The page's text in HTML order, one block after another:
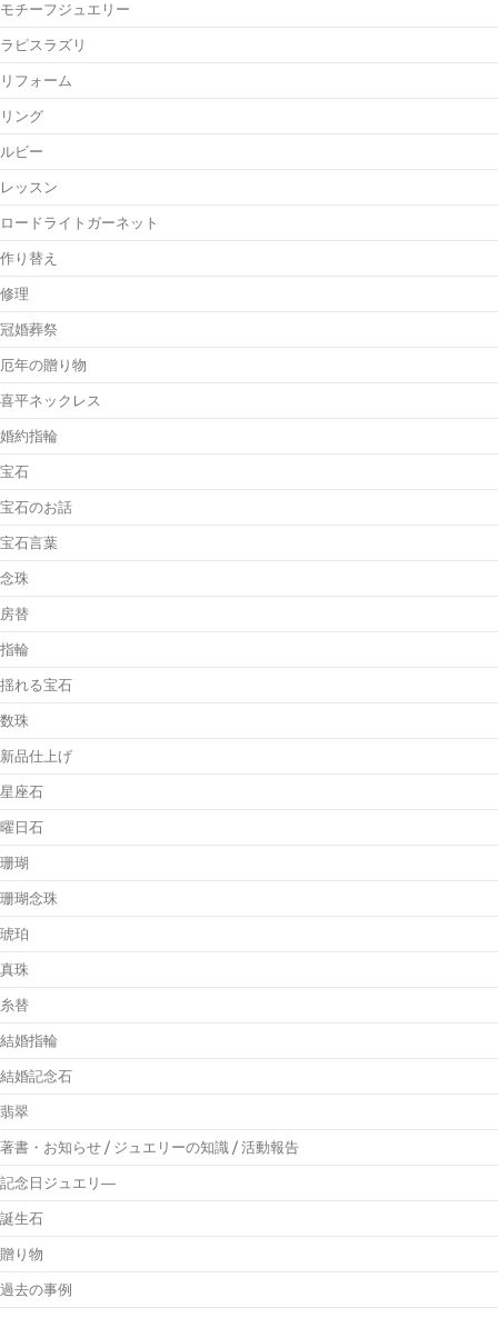
モチーフジュエリー
ラピスラズリ
リフォーム
リング
ルビー
レッスン
ロードライトガーネット
作り替え
修理
冠婚葬祭
厄年の贈り物
喜平ネックレス
婚約指輪
宝石
宝石のお話
宝石言葉
念珠
房替
指輪
揺れる宝石
数珠
新品仕上げ
星座石
曜日石
珊瑚
珊瑚念珠
琥珀
真珠
糸替
結婚指輪
結婚記念石
翡翠
著書・お知らせ / ジュエリーの知識 / 活動報告
記念日ジュエリ―
誕生石
贈り物
過去の事例